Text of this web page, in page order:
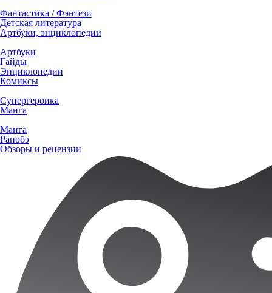
Фантастика / Фэнтези
Детская литература
Артбуки, энциклопедии
Артбуки
Гайды
Энциклопедии
Комиксы
Супергероика
Манга
Манга
Ранобэ
Обзоры и рецензии